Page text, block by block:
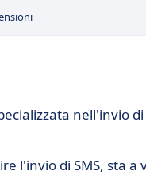
nell'invio
l'invio di SMS, sta a